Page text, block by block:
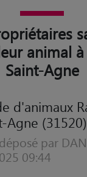
animal
Saint-Agne
d'animaux
Agne (31520)
par
09:44